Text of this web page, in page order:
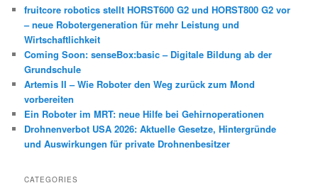
fruitcore robotics stellt HORST600 G2 und HORST800 G2 vor
– neue Robotergeneration für mehr Leistung und
Wirtschaftlichkeit
Coming Soon: senseBox:basic – Digitale Bildung ab der
Grundschule
Artemis II – Wie Roboter den Weg zurück zum Mond
vorbereiten
Ein Roboter im MRT: neue Hilfe bei Gehirnoperationen
Drohnenverbot USA 2026: Aktuelle Gesetze, Hintergründe
und Auswirkungen für private Drohnenbesitzer
CATEGORIES